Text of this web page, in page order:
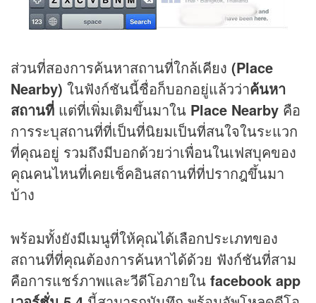
ส่วนที่สองการค้นหาสถานที่ใกล้เคียง (Place
Nearby) ในฟังก์ชันนี้ชื่อก็บอกอยู่แล้วว่าค้นหา
สถานที่ แต่ที่เพิ่มเติมขึ้นมาใน Place Nearby คือ
การระบุสถานที่ที่เป็นที่นิยมเป็นที่สนใจในระแวก
ที่คุณอยู่ รวมถึงมีบอกด้วยว่าเพื่อนในเฟสบุคของ
คุณคนไหนที่เคยเช็คอินสถานที่ที่ปรากฎขึ้นมา
บ้าง
พร้อมทั้งยังมีเมนูที่ให้คุณได้เลือกประเภทของ
สถานที่ที่คุณต้องการค้นหาได้ด้วย ฟังก์ชันที่สาม
คือการแชร์ภาพและวีดีโอภายใน facebook app